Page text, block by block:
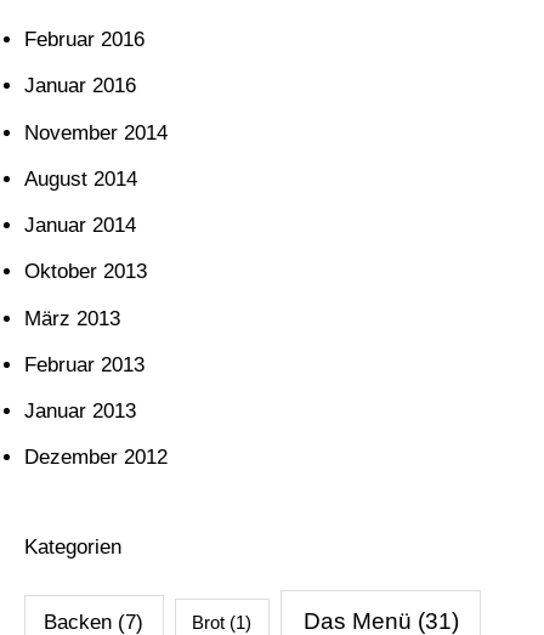
Februar 2016
Januar 2016
November 2014
August 2014
Januar 2014
Oktober 2013
März 2013
Februar 2013
Januar 2013
Dezember 2012
Kategorien
Backen (7) Brot (1) Das Menü (31)